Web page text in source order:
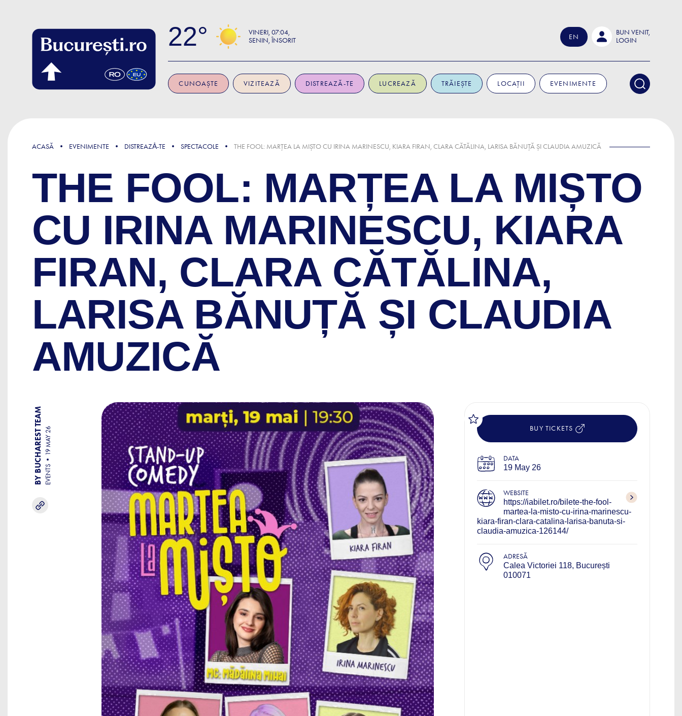
22 VINERI 07:04
SENIN, ÎNSORIT
EN
BUN VENIT,
LOGIN
CUNOAȘTE VIZITEAZĂ DISTREAZĂ-TE LUCREAZĂ TRĂIEȘTE LOCAȚII EVENIMENTE
ACASĂ EVENIMENTE DISTREAZǍ-TE SPECTACOLE THE FOOL: MARȚEA LA MIȘTO CU IRINA MARINESCU, KIARA FIRAN, CLARA CĂTĂLINA, LARISA BĂNUȚĂ ȘI CLAUDIA AMUZICĂ
THE FOOL: MARȚEA LA MIȘTO
CU IRINA MARINESCU, KIARA
FIRAN, CLARA CĂTĂLINA,
LARISA BĂNUȚĂ ȘI CLAUDIA
AMUZICĂ
BY BUCHAREST TEAM EVENTS
19 MAY 26 BUY TICKETS
DATA
19 May 26
WEBSITE
https://iabilet.ro/bilete-the-fool-
martea-la-misto-cu-irina-marinescu-
kiara-firan-clara-catalina-larisa-banuta-si-
claudia-amuzica-126144/
ADRESĂ
Calea Victoriei 118, București
010071